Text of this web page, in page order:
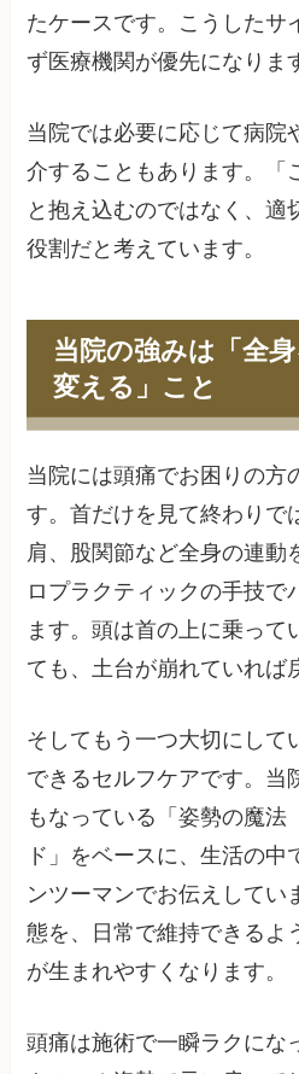
たケースです。こうしたサ
ず医療機関が優先になりま
当院では必要に応じて病院
介することもあります。「
と抱え込むのではなく、適
役割だと考えています。
当院の強みは「全
変える」こと
当院には頭痛でお困りの方
す。首だけを見て終わりで
肩、股関節など全身の連動
ロプラクティックの手技で
ます。頭は首の上に乗って
ても、土台が崩れていれば
そしてもう一つ大切にして
できるセルフケアです。当
もなっている「姿勢の魔法
ド」をベースに、生活の
ンツーマンでお伝えしてい
態を、日常で維持できるよ
が生まれやすくなります。
頭痛は施術で一瞬ラクにな